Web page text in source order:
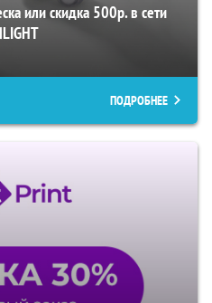
или скидка 500р. в сети
ПОДРОБНЕЕ